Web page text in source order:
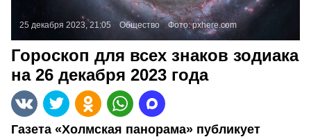
25 декабря 2023, 21:05 Общество Фото:pxhere.com
Гороскоп для всех знаков зодиака
на 26 декабря 2023 года
Газета «Холмская панорама» публикует